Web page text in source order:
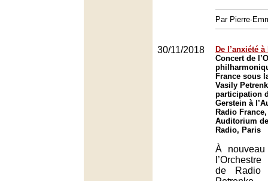
Par Pierre-
30/11/2018
De l’anxiété à
Concert de
France sous
Vasily
participation
Gerstein à
Radio
Auditorium
Radio, Paris
À
de Radio